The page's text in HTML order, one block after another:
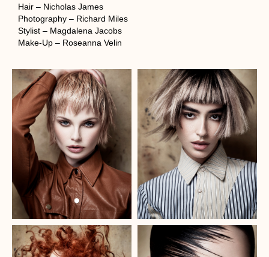
Hair – Nicholas James
Photography – Richard Miles
Stylist – Magdalena Jacobs
Make-Up – Roseanna Velin